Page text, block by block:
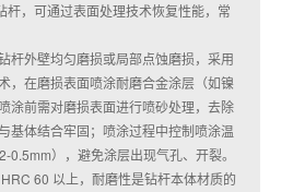
杆，可通过表面处理技术恢复性能，常
杆外壁均匀磨损或局部点蚀磨损，采用
，在磨损表面喷涂耐磨合金涂层（如镍
涂前需对磨损表面进行喷砂处理，去除
基体结合牢固；喷涂过程中控制喷涂温
0.5mm），避免涂层出现气孔、开裂。
60 以上，耐磨性是钻杆本体材质的